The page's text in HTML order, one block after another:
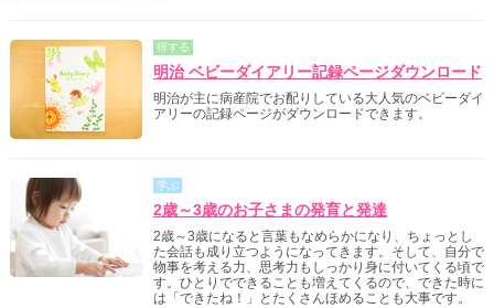
得する
明治 ベビーダイアリー記録ページダウンロード
明治が主に病産院でお配りしている大人気のベビーダイ
アリーの記録ページがダウンロードできます。
学ぶ
2歳～3歳のお子さまの発育と発達
2歳～3歳になると言葉もなめらかになり、ちょっとし
た会話も成り立つようになってきます。そして、自分で
物事を考える力、思考力もしっかり身に付いてくる頃で
す。ひとりでできることも増えてくるので、できた時に
は「できたね！」とたくさんほめることも大事です。